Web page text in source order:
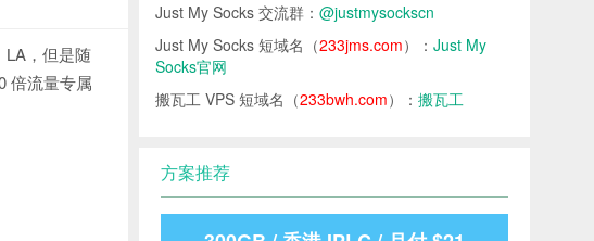
LA，但是随
倍流量专属
Just My Socks 交流群： @justmysockscn
Just My Socks 短域名（233jms.com）： Just My
Socks官网
搬瓦工 VPS 短域名（233bwh.com）： 搬瓦工
方案推荐